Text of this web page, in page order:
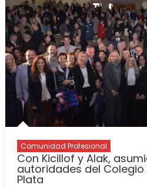
Comunidad Profesional
Con Kicillof y Alak,
autoridades del
Plata